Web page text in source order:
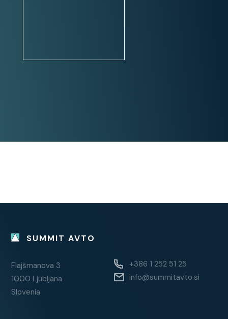
SUMMIT AVTO
Flajšmanova 3
1000 Ljubljana
Slovenia
+386 1 252 51 25
info@summitavto.si